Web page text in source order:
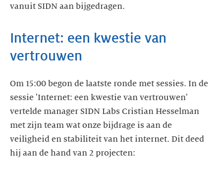
vanuit SIDN aan bijgedragen.
Internet: een kwestie van
vertrouwen
Om 15:00 begon de laatste ronde met sessies. In de
sessie 'Internet: een kwestie van vertrouwen'
vertelde manager SIDN Labs Cristian Hesselman
met zijn team wat onze bijdrage is aan de
veiligheid en stabiliteit van het internet. Dit deed
hij aan de hand van 2 projecten: